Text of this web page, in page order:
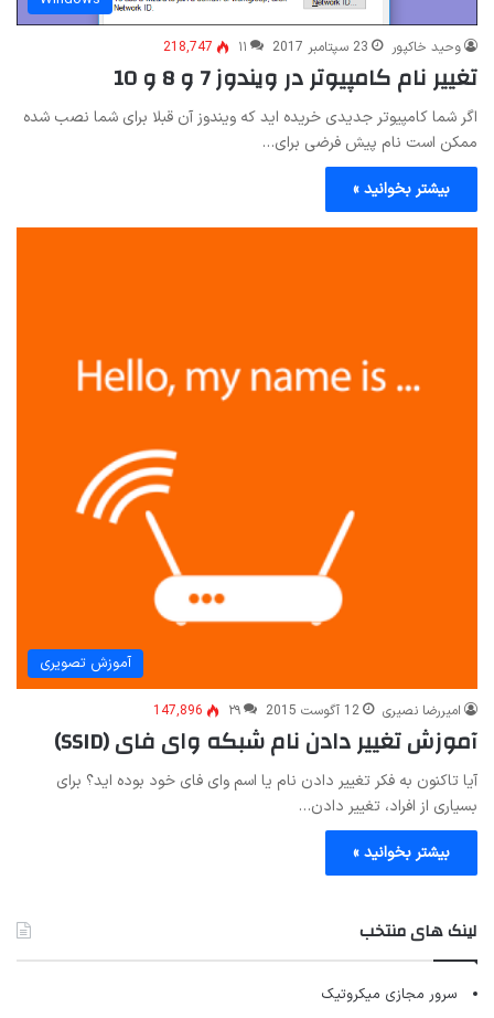
وحید خاکپور 23 سپتامبر 2017 ۱۱ 218,747
تغییر نام کامپیوتر در ویندوز 7 و 8 و 10
اگر شما کامپیوتر جدیدی خریده اید که ویندوز آن قبلا برای شما نصب شده
ممکن است نام پیش فرضی برای…
بیشتر بخوانید »
آموزش تصویری
امیررضا نصیری 12 آگوست 2015 ۲۹ 147,896
آموزش تغییر دادن نام شبکه وای فای (SSID)
آیا تاکنون به فکر تغییر دادن نام یا اسم وای فای خود بوده اید؟ برای
بسیاری از افراد، تغییر دادن…
بیشتر بخوانید »
لینک های منتخب
سرور مجازی میکروتیک